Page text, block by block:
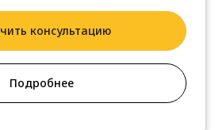
консультацию
Подробнее